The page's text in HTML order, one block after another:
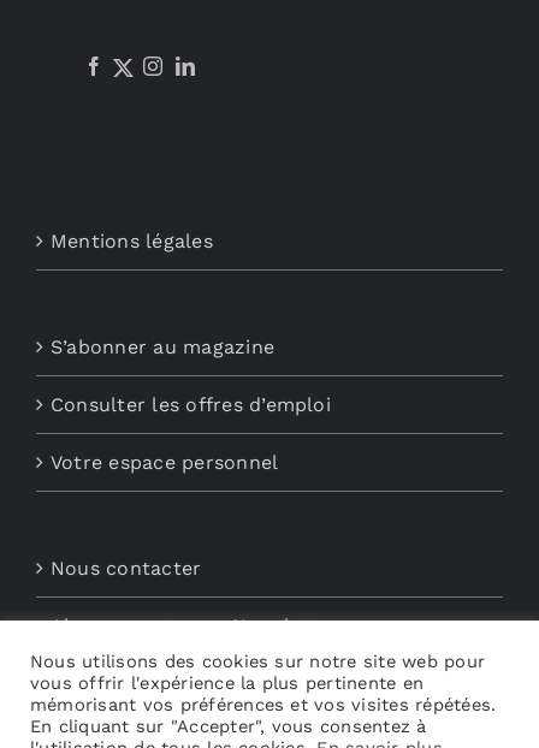
Mentions légales
S’abonner au magazine
Consulter les offres d’emploi
Votre espace personnel
Nous contacter
Abonnements aux Newsletters
Découvrez My Audio
Nous utilisons des cookies sur notre site web pour
vous offrir l'expérience la plus pertinente en
mémorisant vos préférences et vos visites répétées.
En cliquant sur "Accepter", vous consentez à